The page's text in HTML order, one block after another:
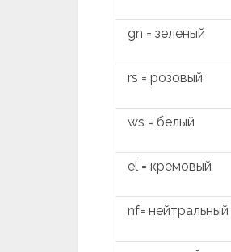
gn = зеленый
rs = розовый
ws = белый
el = кремовый
nf= нейтральный